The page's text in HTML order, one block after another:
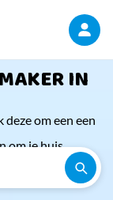
IN
om een een
om je huis.